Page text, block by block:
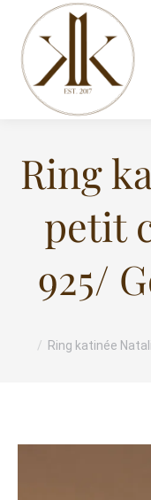
Ring
petit
925/
Sie befinden sich
Ring katinée